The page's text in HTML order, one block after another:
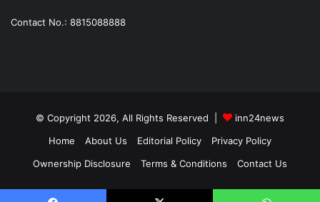
Contact No.: 8815088888
© Copyright 2026, All Rights Reserved |
inn24news
Home
About Us Editorial Policy
Privacy Policy
Ownership Disclosure
Terms & Conditions Contact Us